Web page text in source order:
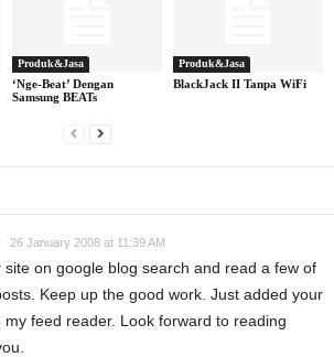
Produk&Jasa
‘Nge-Beat’ Dengan
Samsung BEATs
Produk&Jasa
BlackJack II Tanpa WiFi
26 January 2008 at 11:39 AM
site on google blog search and read a few of
Keep up the good work. Just added your
my feed reader. Look forward to reading